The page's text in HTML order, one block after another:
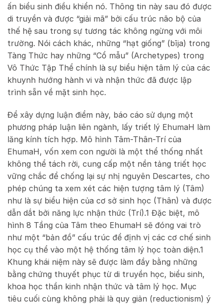
ấn biểu sinh điều khiển nó. Thông tin này sau đó được
di truyền và được “giải mã” bởi cấu trúc não bộ của
thế hệ sau trong sự tương tác không ngừng với môi
trường. Nói cách khác, những “hạt giống” (bīja) trong
Tàng Thức hay những “Cổ mẫu” (Archetypes) trong
Vô Thức Tập Thể chính là sự biểu hiện tâm lý của các
khuynh hướng hành vi và nhận thức đã được lập
trình sẵn về mặt sinh học.
Để xây dựng luận điểm này, báo cáo sử dụng một
phương pháp luận liên ngành, lấy triết lý EhumaH làm
lăng kính tích hợp. Mô hình Tâm-Thân-Trí của
EhumaH, vốn xem con người là một thể thống nhất
không thể tách rời, cung cấp một nền tảng triết học
vững chắc để chống lại sự nhị nguyên Descartes, cho
phép chúng ta xem xét các hiện tượng tâm lý (Tâm)
như là sự biểu hiện của cơ sở sinh học (Thân) và được
dẫn dắt bởi năng lực nhận thức (Trí).1 Đặc biệt, mô
hình 8 Tầng của Tâm theo EhumaH sẽ đóng vai trò
như một “bản đồ” cấu trúc để định vị các cơ chế sinh
học cụ thể vào một hệ thống tâm lý học toàn diện.1
Khung khái niệm này sẽ được làm đầy bằng những
bằng chứng thuyết phục từ di truyền học, biểu sinh,
khoa học thần kinh nhận thức và tâm lý học. Mục
tiêu cuối cùng không phải là quy giản (reductionism) ý